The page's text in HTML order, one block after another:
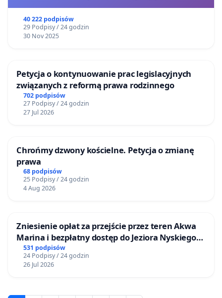
40 222 podpisów
29 Podpisy / 24 godzin
30 Nov 2025
Petycja o kontynuowanie prac legislacyjnych
związanych z reformą prawa rodzinnego
702 podpisów
27 Podpisy / 24 godzin
27 Jul 2026
Chrońmy dzwony kościelne. Petycja o zmianę
prawa
68 podpisów
25 Podpisy / 24 godzin
4 Aug 2026
Zniesienie opłat za przejście przez teren Akwa
Marina i bezpłatny dostęp do Jeziora Nyskiego
dla mieszkańców Gminy Nysa
531 podpisów
24 Podpisy / 24 godzin
26 Jul 2026